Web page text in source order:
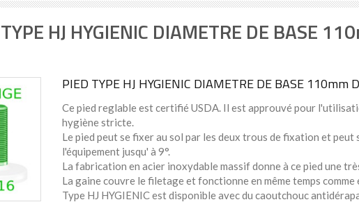
HJ HYGIENIC DIAMETRE DE BASE
PIED TYPE HJ HYGIENIC DIAMETRE DE BASE 110mm
Ce pied reglable est certifié USDA. Il est approuvé pour
hygiène stricte.
Le pied peut se fixer au sol par les deux trous de fixation et
l'équipement jusqu' à 9°.
La fabrication en acier inoxydable massif donne à ce pied une
La gaine couvre le filetage et fonctionne en même temps comme
Type HJ HYGIENIC est disponible avec du caoutchouc